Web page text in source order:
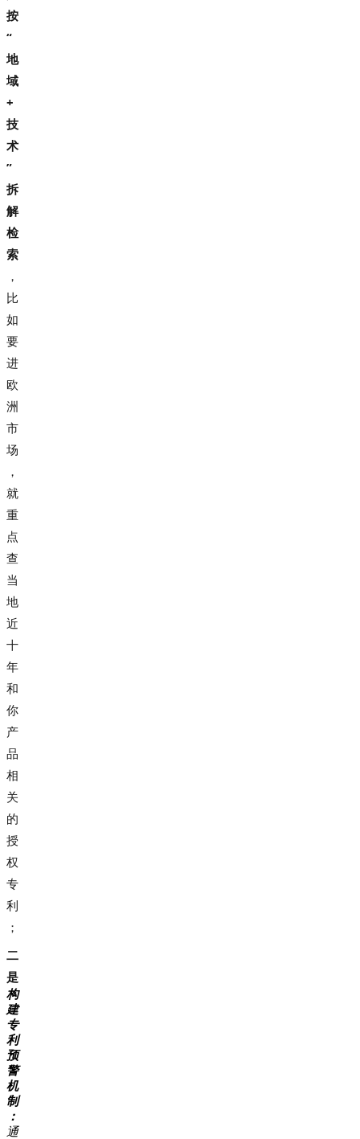
按
“
地
域
+
技
术
”
拆
解
检
索
，
比
如
要
进
欧
洲
市
场
，
就
重
点
查
当
地
近
十
年
和
你
产
品
相
关
的
授
权
专
利
；
二
是
构
建
专
利
预
警
机
制
：
通